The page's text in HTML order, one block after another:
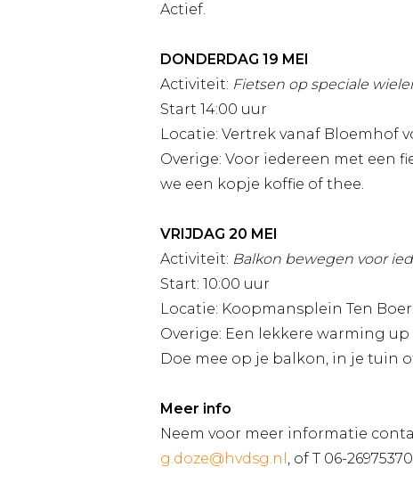
Actief.
DONDERDAG 19 MEI
Activiteit: Fietsen op speciale
Start 14:00 uur
Locatie: Vertrek vanaf Bloemhof
Overige: Voor iedereen met een
we een kopje koffie of thee.
VRIJDAG 20 MEI
Activiteit: Balkon bewegen voor
Start: 10:00 uur
Locatie: Koopmansplein Ten Boer
Overige: Een lekkere warming up
Doe mee op je balkon, in je tuin
Meer info
Neem voor meer informatie
g.doze@hvdsg.nl , of T 06-